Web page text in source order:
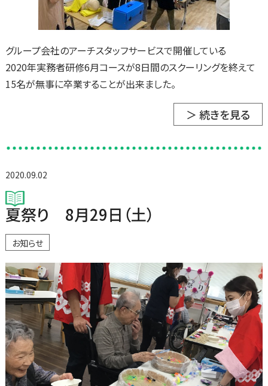
グループ会社のアーチスタッフサービスで開催している
2020年実務者研修6月コースが8日間のスクーリングを終えて
15名が無事に卒業することが出来ました。
＞ 続きを見る
2020.09.02
夏祭り 8月29日（土）
お知らせ